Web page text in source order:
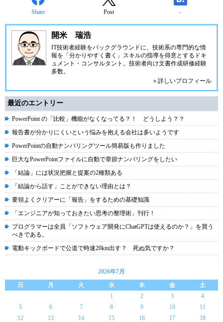
Share Post -
開米 瑞浩
IT技術者経験をバックグラウンドに、技術系の専門的な情
報を「分かりやすく書く」スキルの指導を得意とするドキ
ュメント・コンサルタント。技術者向け文書作成研修経験
多数。
» 詳しいプロフィール
最近のエントリー
PowerPoint の「比較」機能がなくなってる？！ どうしよう？？
報告書が分かりにくいという悩みを抱える会社は多いようです
PowerPointの自動ナンバリングツール簡易版も作りました
巨大なPowerPointファイルに自動で章節ナンバリングをしたい
「結論」には状況把握と提案の2種類ある
「結論から話す」ことができない理由とは？
要領よくクリアーに「報告」をするための基礎知識
「エンジニアが知っておきたい思考の整理術」刊行！
プログラマーは全員「ソフトウェア開発にChatGPTは使えるのか？」を買う
べきである。
電動キックボードで公道で時速20km出す？ 死ぬ気ですか？
2026年7月
日
月 火 水 木 金
土
1
2 3
4
5
6 7 8 9 10
11
12
13 14 15 16 17
18